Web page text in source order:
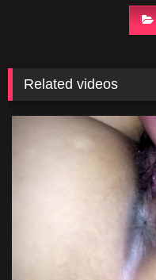
Related videos